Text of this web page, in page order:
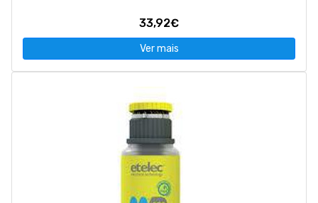
33,92€
Ver mais